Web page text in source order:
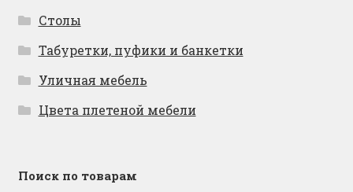
Столы
Табуретки, пуфики и банкетки
Уличная мебель
Цвета плетеной мебели
Поиск по товарам